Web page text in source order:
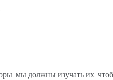
мы должны изучать их,